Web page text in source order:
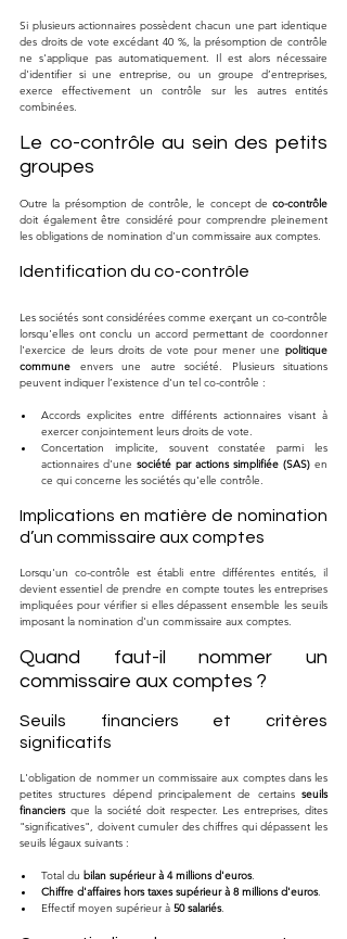
Si plusieurs actionnaires possèdent chacun une part identique
des droits de vote excédant 40 %, la présomption de contrôle
ne s'applique pas automatiquement. Il est alors nécessaire
d'identifier si une entreprise, ou un groupe d’entreprises,
exerce effectivement un contrôle sur les autres entités
combinées.
Le co-contrôle au sein des petits
groupes
Outre la présomption de contrôle, le concept de co-contrôle
doit également être considéré pour comprendre pleinement
les obligations de nomination d'un commissaire aux comptes.
Identification du co-contrôle
Les sociétés sont considérées comme exerçant un co-contrôle
lorsqu'elles ont conclu un accord permettant de coordonner
l'exercice de leurs droits de vote pour mener une politique
commune envers une autre société. Plusieurs situations
peuvent indiquer l’existence d'un tel co-contrôle :
Accords explicites entre différents actionnaires visant à
exercer conjointement leurs droits de vote.
Concertation implicite, souvent constatée parmi les
actionnaires d'une société par actions simplifiée (SAS) en
ce qui concerne les sociétés qu'elle contrôle.
Implications en matière de nomination
d’un commissaire aux comptes
Lorsqu'un co-contrôle est établi entre différentes entités, il
devient essentiel de prendre en compte toutes les entreprises
impliquées pour vérifier si elles dépassent ensemble les seuils
imposant la nomination d'un commissaire aux comptes.
Quand faut-il nommer un
commissaire aux comptes ?
Seuils financiers et critères
significatifs
L'obligation de nommer un commissaire aux comptes dans les
petites structures dépend principalement de certains seuils
financiers que la société doit respecter. Les entreprises, dites
"significatives", doivent cumuler des chiffres qui dépassent les
seuils légaux suivants :
Total du bilan supérieur à 4 millions d'euros.
Chiffre d'affaires hors taxes supérieur à 8 millions d'euros.
Effectif moyen supérieur à 50 salariés.